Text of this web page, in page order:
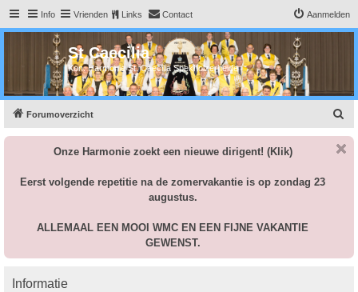
Info Vrienden Links Contact Aanmelden
St Caecilia
Kon. Harmonie St. Caecilia Spekholzerheide
Forumoverzicht
e
Onze Harmonie zoekt een nieuwe dirigent! (Klik)
Eerst volgende repetitie na de zomervakantie is op zondag 23
augustus.
ALLEMAAL EEN MOOI WMC EN EEN FIJNE VAKANTIE
GEWENST.
Informatie